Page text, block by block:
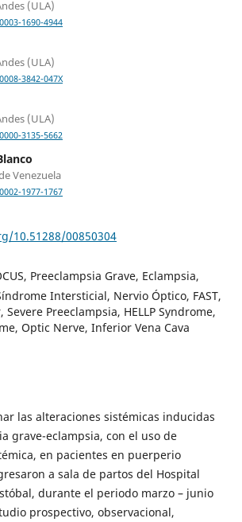
(ULA)
1690-4944
(ULA)
3842-047X
(ULA)
3135-5662
Venezuela
1977-1767
10.51288/00850304
Preeclampsia Grave, Eclampsia,
Intersticial, Nervio Óptico, FAST,
Preeclampsia, HELLP Syndrome,
Optic Nerve, Inferior Vena Cava
las alteraciones sistémicas inducidas
grave-eclampsia, con el uso de
en pacientes en puerperio
a sala de partos del Hospital
durante el periodo marzo – junio
prospectivo, observacional,